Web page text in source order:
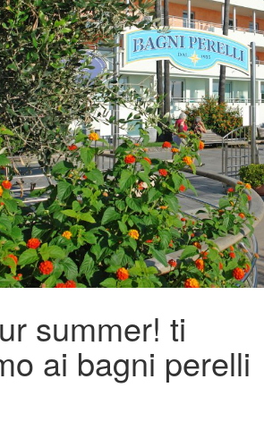
summer! ti
ai bagni perelli